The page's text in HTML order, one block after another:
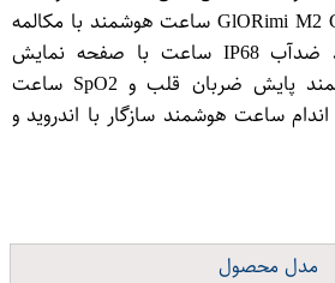
GlO​Rimi M2 GlO​Rimi M2 smartwatch ساعت هوشمند با مکالمه
بلوتوثی ساعت هوشمند ضدآب IP68 ساعت با صفحه نمایش
AMOLED ساعت هوشمند پایش ضربان قلب و SpO2 ساعت
ساعت هوشمند سازگار با اندروید و
مدل محصول